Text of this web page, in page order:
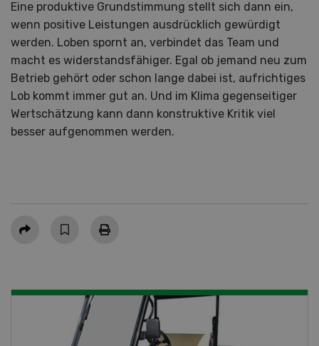
Eine produktive Grundstimmung stellt sich dann ein,
wenn positive Leistungen ausdrücklich gewürdigt
werden. Loben spornt an, verbindet das Team und
macht es widerstandsfähiger. Egal ob jemand neu zum
Betrieb gehört oder schon lange dabei ist, aufrichtiges
Lob kommt immer gut an. Und im Klima gegenseitiger
Wertschätzung kann dann konstruktive Kritik viel
besser aufgenommen werden.
Teilen